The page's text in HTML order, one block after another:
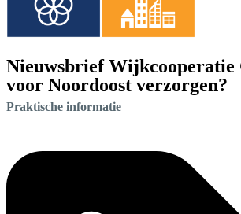
Nieuwsbrief
voor Noordoost verzorgen?
Praktische informatie